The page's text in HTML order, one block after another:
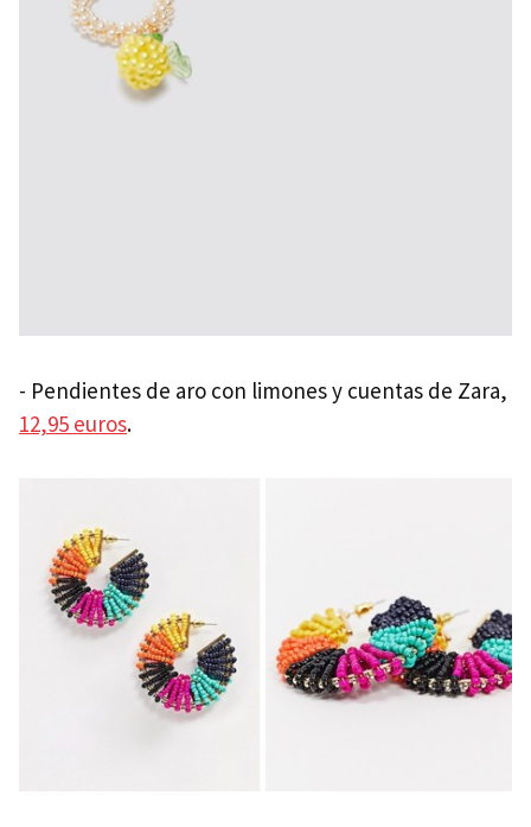
- Pendientes de aro con limones y cuentas de Zara,
12,95 euros.